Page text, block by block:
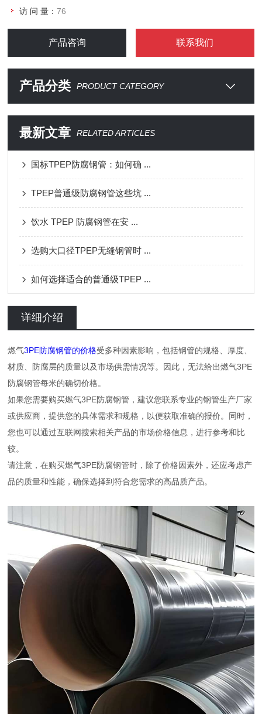
访 问 量：76
产品咨询 联系我们
产品分类 PRODUCT CATEGORY
最新文章 RELATED ARTICLES
国标TPEP防腐钢管：如何确 ...
TPEP普通级防腐钢管这些坑 ...
饮水 TPEP 防腐钢管在安 ...
选购大口径TPEP无缝钢管时 ...
如何选择适合的普通级TPEP ...
详细介绍
燃气3PE防腐钢管的价格受多种因素影响，包括钢管的规格、厚度、
材质、防腐层的质量以及市场供需情况等。因此，无法给出燃气3PE
防腐钢管每米的确切价格。
如果您需要购买燃气3PE防腐钢管，建议您联系专业的钢管生产厂家
或供应商，提供您的具体需求和规格，以便获取准确的报价。同时，
您也可以通过互联网搜索相关产品的市场价格信息，进行参考和比
较。
请注意，在购买燃气3PE防腐钢管时，除了价格因素外，还应考虑产
品的质量和性能，确保选择到符合您需求的高品质产品。